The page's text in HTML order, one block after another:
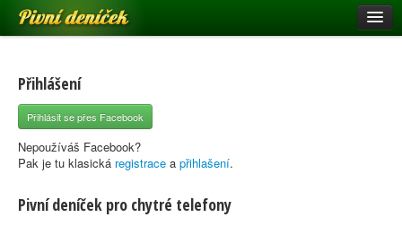
Pivní deníček
Pivní mapa
Pivní značky
Nápověda
Přihlášení
Přihlásit se přes Facebook
Nepoužíváš Facebook?
Pak je tu klasická registrace a přihlašení.
Pivní deníček pro chytré telefony